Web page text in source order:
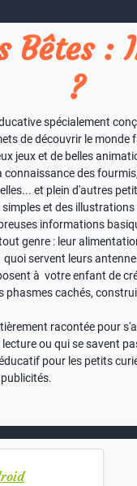
Bêtes :
?
spécialement
de découvrir le monde
jeux et de belles
des
et plein d'autres
et des
informations
genre : leur
servent leurs
à votre enfant de
phasmes cachés,
racontée pour
ou qui se savent
pour les petits